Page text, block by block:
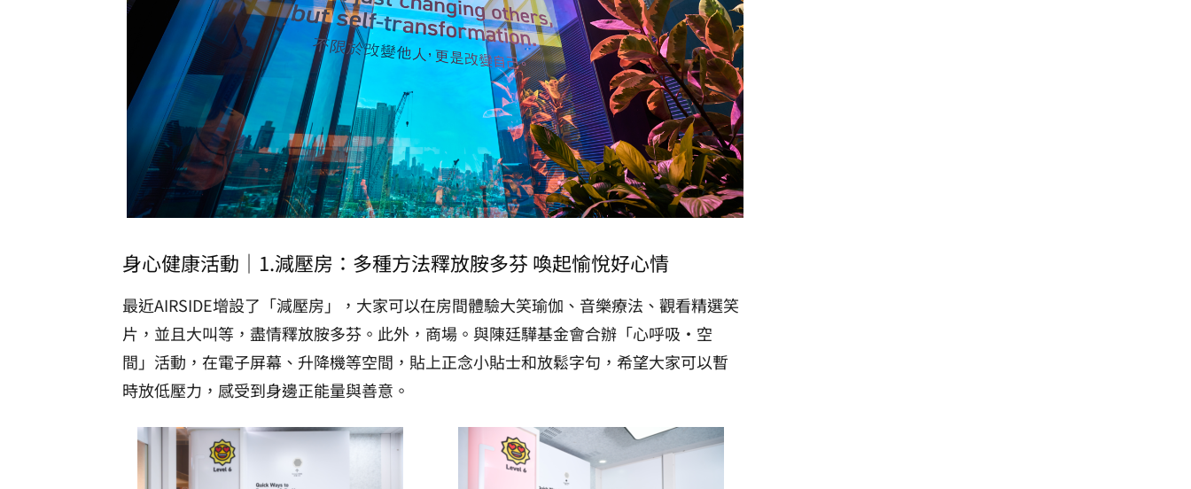
身心健康活動｜1.減壓房：多種方法釋放胺多芬 喚起愉悅好心情
最近AIRSIDE增設了「減壓房」，大家可以在房間體驗大笑瑜伽、音樂療法、觀看精選笑
片，並且大叫等，盡情釋放胺多芬。此外，商場。與陳廷驊基金會合辦「心呼吸‧空
間」活動，在電子屏幕、升降機等空間，貼上正念小貼士和放鬆字句，希望大家可以暫
時放低壓力，感受到身邊正能量與善意。